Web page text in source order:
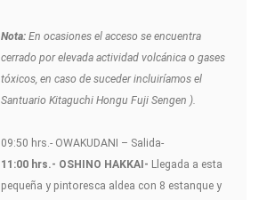
Nota: En ocasiones el acceso se encuentra
cerrado por elevada actividad volcánica o gases
tóxicos, en caso de suceder incluiríamos el
Santuario Kitaguchi Hongu Fuji Sengen ).
09:50 hrs.- OWAKUDANI – Salida-
11:00 hrs.- OSHINO HAKKAI- Llegada a esta
pequeña y pintoresca aldea con 8 estanque y